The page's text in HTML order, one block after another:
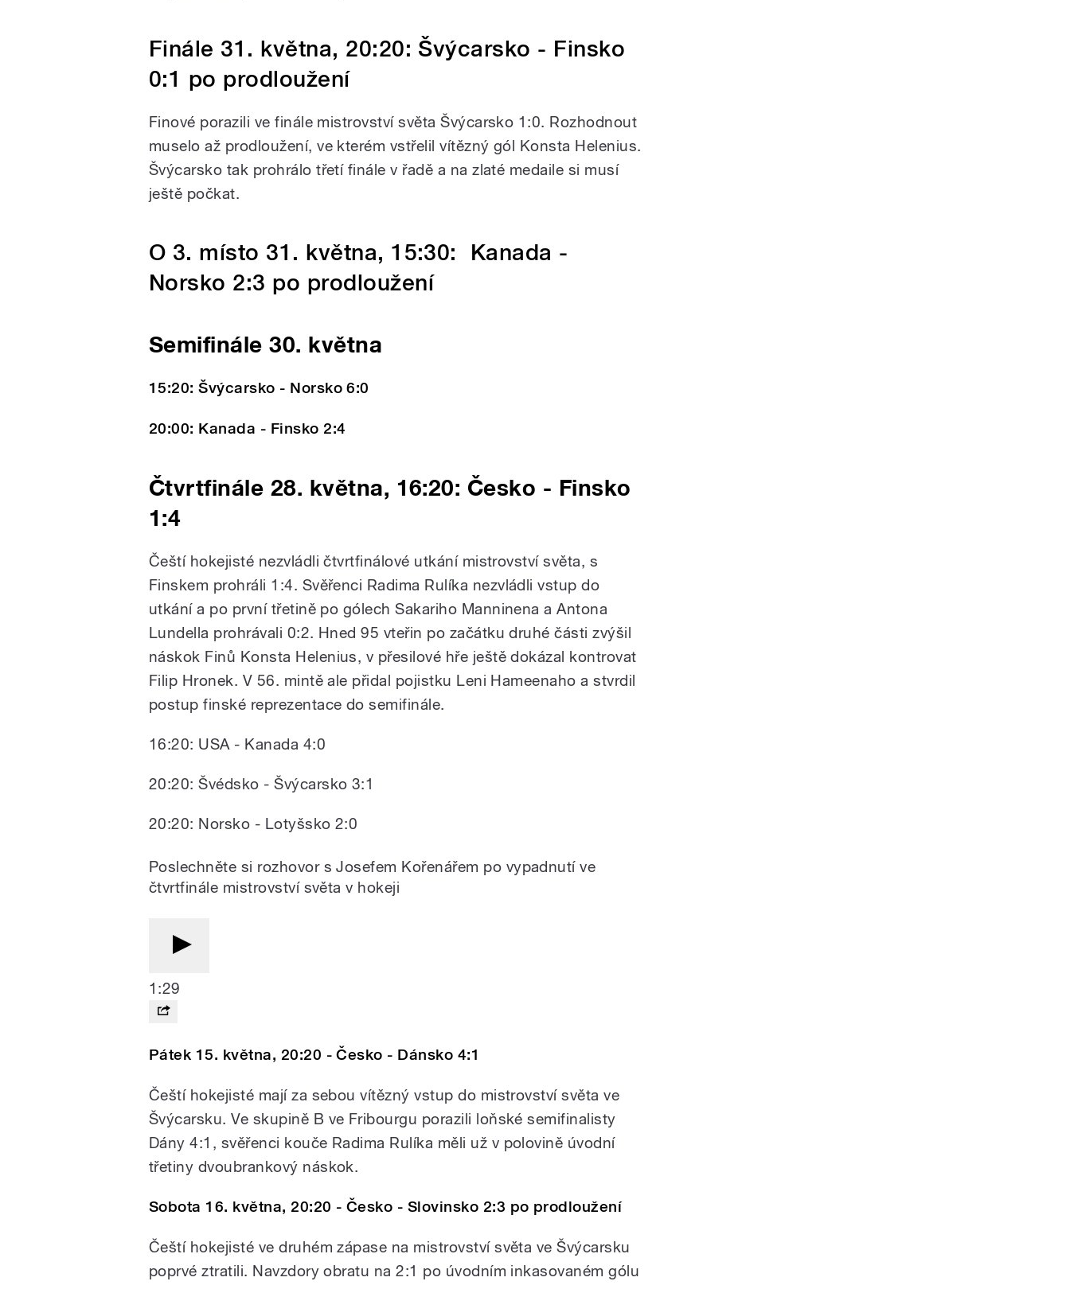
Finále 31. května, 20:20: Švýcarsko - Finsko
0:1 po prodloužení
Finové porazili ve finále mistrovství světa Švýcarsko 1:0. Rozhodnout
muselo až prodloužení, ve kterém vstřelil vítězný gól Konsta Helenius.
Švýcarsko tak prohrálo třetí finále v řadě a na zlaté medaile si musí
ještě počkat.
O 3. místo 31. května, 15:30: Kanada -
Norsko 2:3 po prodloužení
Semifinále 30. května
15:20: Švýcarsko - Norsko 6:0
20:00: Kanada - Finsko 2:4
Čtvrtfinále 28. května, 16:20: Česko - Finsko
1:4
Čeští hokejisté nezvládli čtvrtfinálové utkání mistrovství světa, s
Finskem prohráli 1:4. Svěřenci Radima Rulíka nezvládli vstup do
utkání a po první třetině po gólech Sakariho Manninena a Antona
Lundella prohrávali 0:2. Hned 95 vteřin po začátku druhé části zvýšil
náskok Finů Konsta Helenius, v přesilové hře ještě dokázal kontrovat
Filip Hronek. V 56. mintě ale přidal pojistku Leni Hameenaho a stvrdil
postup finské reprezentace do semifinále.
16:20: USA - Kanada 4:0
20:20: Švédsko - Švýcarsko 3:1
20:20: Norsko - Lotyšsko 2:0
Poslechněte si rozhovor s Josefem Kořenářem po vypadnutí ve
čtvrtfinále mistrovství světa v hokeji
1:29
Pátek 15. května, 20:20 - Česko - Dánsko 4:1
Čeští hokejisté mají za sebou vítězný vstup do mistrovství světa ve
Švýcarsku. Ve skupině B ve Fribourgu porazili loňské semifinalisty
Dány 4:1, svěřenci kouče Radima Rulíka měli už v polovině úvodní
třetiny dvoubrankový náskok.
Sobota 16. května, 20:20 - Česko - Slovinsko 2:3 po prodloužení
Čeští hokejisté ve druhém zápase na mistrovství světa ve Švýcarsku
poprvé ztratili. Navzdory obratu na 2:1 po úvodním inkasovaném gólu